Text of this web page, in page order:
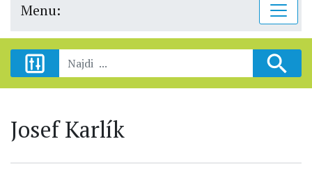
Menu:
Josef Karlík